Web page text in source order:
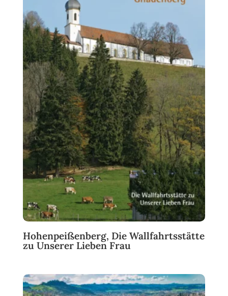
Hohenpeißenberg, Die Wallfahrtsstätte
zu Unserer Lieben Frau